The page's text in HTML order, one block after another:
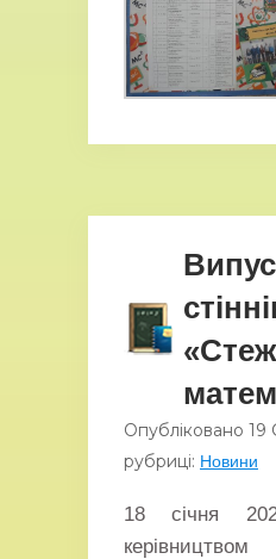
Опубліковано 19
рубриці: Новини
18 січня